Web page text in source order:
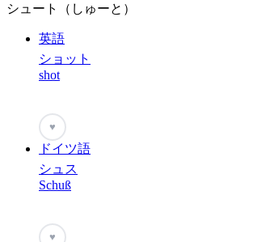
シュート（しゅーと）
英語
ショット
shot
♥
ドイツ語
シュス
Schuß
♥